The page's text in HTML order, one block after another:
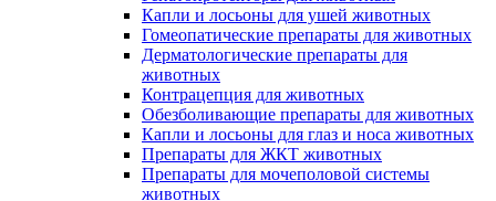
Капли и лосьоны для ушей животных
Гомеопатические препараты для животных
Дерматологические препараты для
животных
Контрацепция для животных
Обезболивающие препараты для животных
Капли и лосьоны для глаз и носа животных
Препараты для ЖКТ животных
Препараты для мочеполовой системы
животных